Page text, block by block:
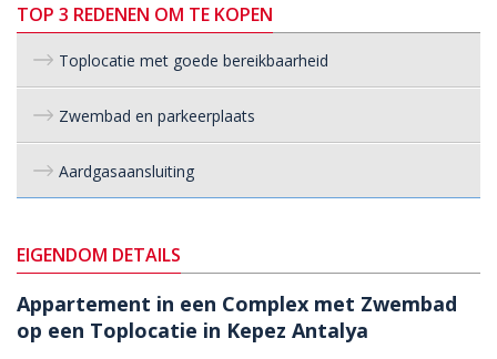
TOP 3 REDENEN OM TE KOPEN
Toplocatie met goede bereikbaarheid
Zwembad en parkeerplaats
Aardgasaansluiting
EIGENDOM DETAILS
Appartement in een Complex met Zwembad
op een Toplocatie in Kepez Antalya